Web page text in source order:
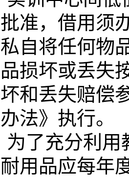
准，借用须
自将任何物
损坏或丢失
和丢失赔偿
法》执行。
为了充分利用
用品应每年